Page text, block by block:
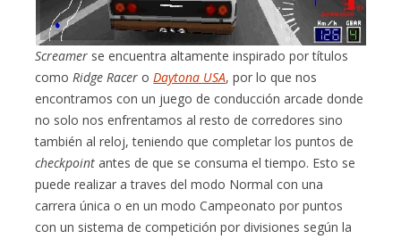
Screamer se encuentra altamente inspirado por títulos
comoRidge Racer oDaytona USA, por lo que nos
encontramos con un juego de conducción arcade donde
no solo nos enfrentamos al resto de corredores sino
también al reloj, teniendo que completar los puntos de
checkpoint antes de que se consuma el tiempo. Esto se
puede realizar a traves del modo Normal con una
carrera única o en un modo Campeonato por puntos
con un sistema de competición por divisiones según la